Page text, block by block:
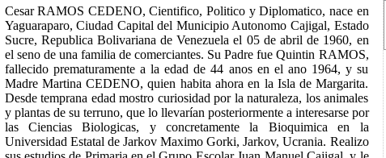
Cesar RAMOS CEDENO, Cientifico, Politico y Diplomatico, nace en
Yaguaraparo, Ciudad Capital del Municipio Autonomo Cajigal, Estado
Sucre, Republica Bolivariana de Venezuela el 05 de abril de 1960, en
el seno de una familia de comerciantes. Su Padre fue Quintin RAMOS,
fallecido prematuramente a la edad de 44 anos en el ano 1964, y su
Madre Martina CEDENO, quien habita ahora en la Isla de Margarita.
Desde temprana edad mostro curiosidad por la naturaleza, los animales
y plantas de su terruno, que lo llevarían posteriormente a interesarse por
las Ciencias Biologicas, y concretamente la Bioquimica en la
Universidad Estatal de Jarkov Maximo Gorki, Jarkov, Ucrania. Realizo